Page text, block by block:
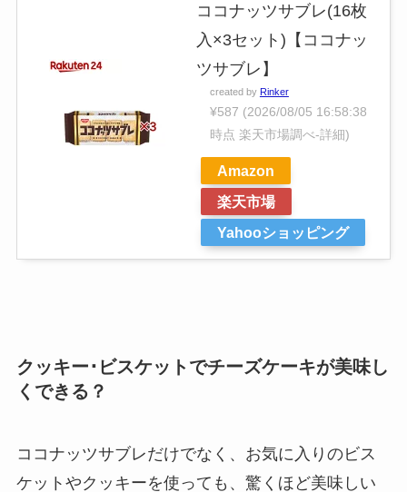
ココナッツサブレ(16枚
入×3セット)【ココナッ
ツサブレ】
created by Rinker
¥587 (2026/08/05 16:58:38
時点 楽天市場調べ-詳細)
Amazon
楽天市場
Yahooショッピング
クッキー･ビスケットでチーズケーキが美味し
くできる？
ココナッツサブレだけでなく、お気に入りのビス
ケットやクッキーを使っても、驚くほど美味しい